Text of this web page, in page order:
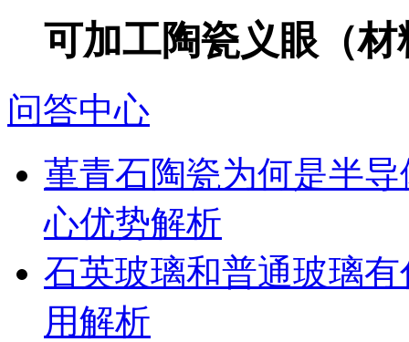
可加工陶瓷义眼（
问答中心
堇青石陶瓷为何是半
心优势解析
石英玻璃和普通玻璃
用解析